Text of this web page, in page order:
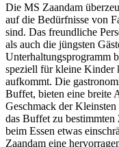
Die MS Zaandam
auf die Bedürfnisse von
sind. Das freundliche
als auch die jüngsten
Unterhaltungsprogramm
speziell für kleine Kinder
aufkommt. Die
Buffet, bieten eine breite
Geschmack der
das Buffet zu
beim Essen etwas
Zaandam eine